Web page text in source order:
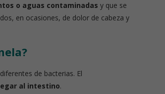
o aguas contaminadas y que se
en ocasiones, de dolor de cabeza y
de bacterias. El
al intestino.